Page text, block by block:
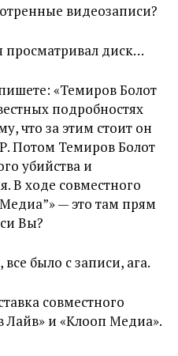
видеозаписи?
просматривал диск…
«Темиров Болот
подробностях
что за этим стоит он
Потом Темиров Болот
убийства и
В ходе совместного
— это там прям
Вы?
было с записи, ага.
совместного
Лайв» и «Клооп Медиа».